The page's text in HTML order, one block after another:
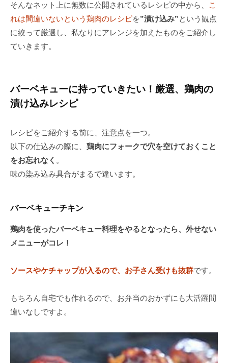
そんなネット上に無数に公開されているレシピの中から、
こ
れは間違いないという鶏肉のレシピを”漬け込み”という観点
に絞って厳選し、私なりにアレンジを加えたものをご紹介し
ていきます。
バーベキューに持っていきたい！厳選、鶏肉の
漬け込みレシピ
レシピをご紹介する前に、注意点を一つ。
以下の仕込みの際に、 鶏肉にフォークで穴を空けておくこと
をお忘れなく 。
味の染み込み具合がまるで違います。
バーベキューチキン
鶏肉を使ったバーベキュー料理をやるとなったら、外せない
メニューがコレ！
ソースやケチャップが入るので、お子さん受けも抜群です。
もちろん自宅でも作れるので、お弁当のおかずにも大活躍間
違いなしですよ。